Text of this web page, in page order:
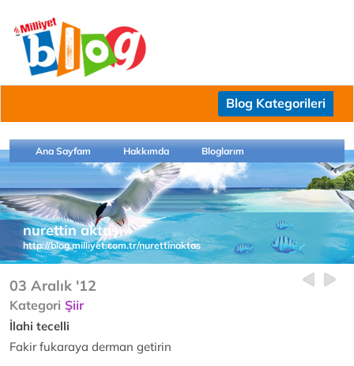
Blog Kategorileri
Ana Sayfam Hakkımda Bloglarım
nurettin aktaş
http://blog.milliyet.com.tr/nurettinaktas
03 Aralık '12
Kategori Şiir
İlahi tecelli
Fakir fukaraya derman getirin